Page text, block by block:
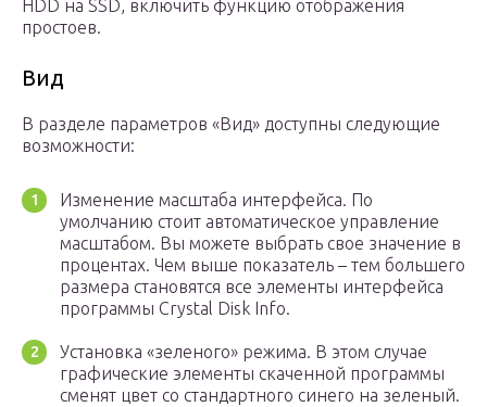
HDD на SSD, включить функцию отображения
простоев.
Вид
В разделе параметров «Вид» доступны следующие
возможности:
Изменение масштаба интерфейса. По
умолчанию стоит автоматическое управление
масштабом. Вы можете выбрать свое значение в
процентах. Чем выше показатель – тем большего
размера становятся все элементы интерфейса
программы Crystal Disk Info.
Установка «зеленого» режима. В этом случае
графические элементы скаченной программы
сменят цвет со стандартного синего на зеленый.